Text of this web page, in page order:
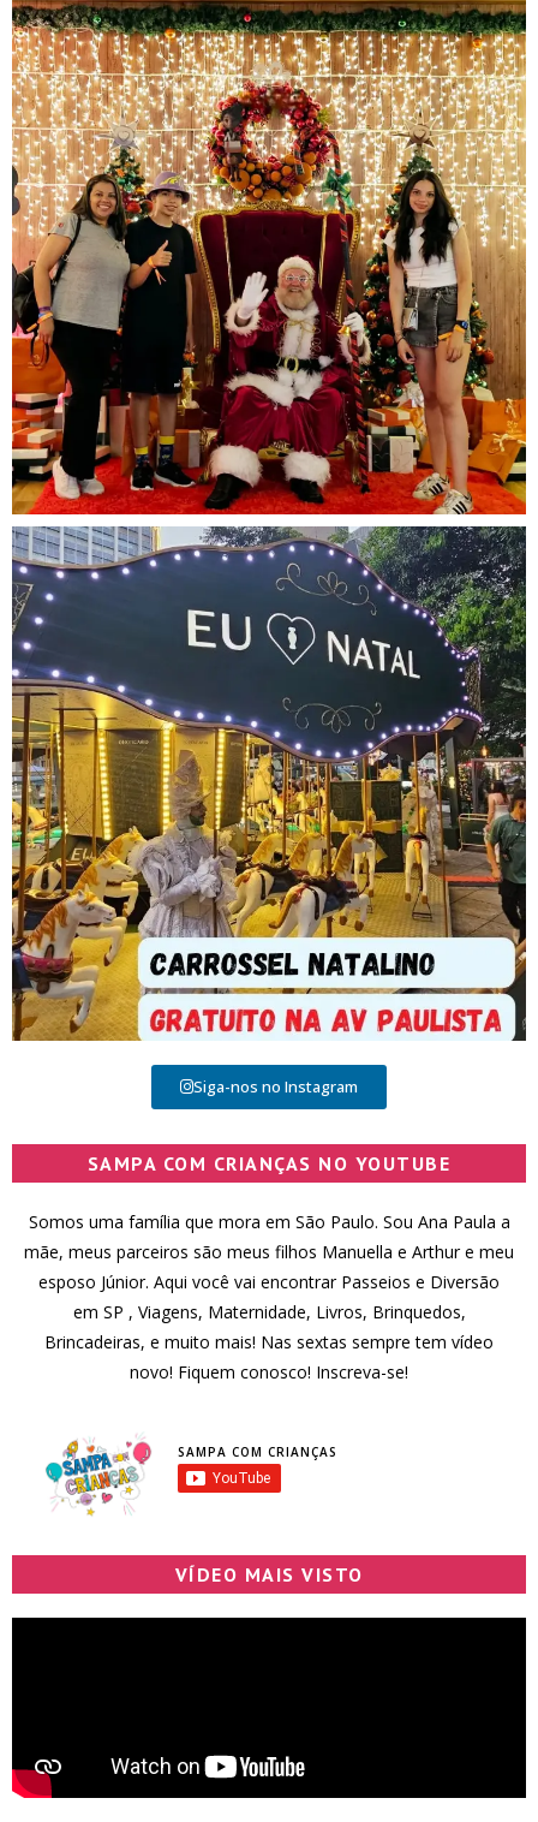
Siga-nos no Instagram
SAMPA COM CRIANÇAS NO YOUTUBE
Somos uma família que mora em São Paulo. Sou Ana Paula a
mãe, meus parceiros são meus filhos Manuella e Arthur e meu
esposo Júnior. Aqui você vai encontrar Passeios e Diversão
em SP , Viagens, Maternidade, Livros, Brinquedos,
Brincadeiras, e muito mais! Nas sextas sempre tem vídeo
novo! Fiquem conosco! Inscreva-se!
SAMPA COM CRIANÇAS
VÍDEO MAIS VISTO